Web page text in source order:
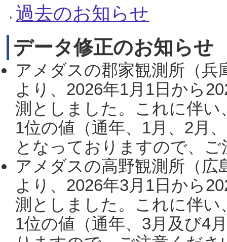
過去のお知らせ
データ修正のお知らせ
アメダスの郡家観測所（
より、2026年1月1日から
測としました。これに伴い
1位の値（通年、1月、2月
となっておりますので、
アメダスの高野観測所（
より、2026年3月1日から
測としました。これに伴い
1位の値（通年、3月及び4